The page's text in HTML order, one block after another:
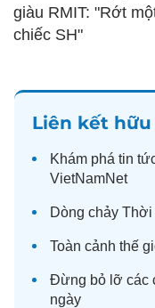
giàu RMIT: "Rớt
chiếc SH"
Liên kết hữu
Khám phá tin
VietNamNet
Dòng chảy Thời
Toàn cảnh thế
Đừng bỏ lỡ các
ngày